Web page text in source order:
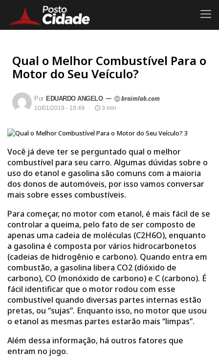
Qual o Melhor Combustível Para o
Motor do Seu Veículo?
Por EDUARDO ANGELO — braimlab.com
10/01/2019 - 18:49 3 min
Você já deve ter se perguntado qual o melhor
combustível para seu carro. Algumas dúvidas sobre o
uso do etanol e gasolina são comuns com a maioria
dos donos de automóveis, por isso vamos conversar
mais sobre esses combustíveis.
Para começar, no motor com etanol, é mais fácil de se
controlar a queima, pelo fato de ser composto de
apenas uma cadeia de moléculas (C2H6O), enquanto
a gasolina é composta por vários hidrocarbonetos
(cadeias de hidrogênio e carbono). Quando entra em
combustão, a gasolina libera CO2 (dióxido de
carbono), CO (monóxido de carbono) e C (carbono). É
fácil identificar que o motor rodou com esse
combustível quando diversas partes internas estão
pretas, ou “sujas”. Enquanto isso, no motor que usou
o etanol as mesmas partes estarão mais “limpas”.
Além dessa informação, há outros fatores que
entram no jogo.